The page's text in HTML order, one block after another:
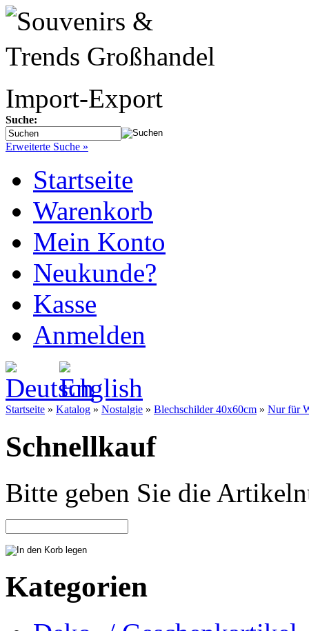
Suche:
Erweiterte Suche »
Startseite
Warenkorb
Mein Konto
Neukunde?
Kasse
Anmelden
Startseite » Katalog » Nostalgie » Blechschilder 40x60cm » Nur für
Schnellkauf
Bitte geben Sie die
Kategorien